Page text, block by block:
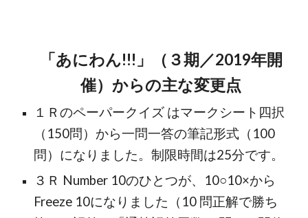
「あにわん!!!」（３期／2019年開
催）からの主な変更点
１Ｒのペーパークイズ はマークシート四択
（150問）から一問一答の筆記形式（100
問）になりました。制限時間は25分です。
３Ｒ Number 10のひとつが、10○10×から
Freeze 10になりました（10 問正解で勝ち